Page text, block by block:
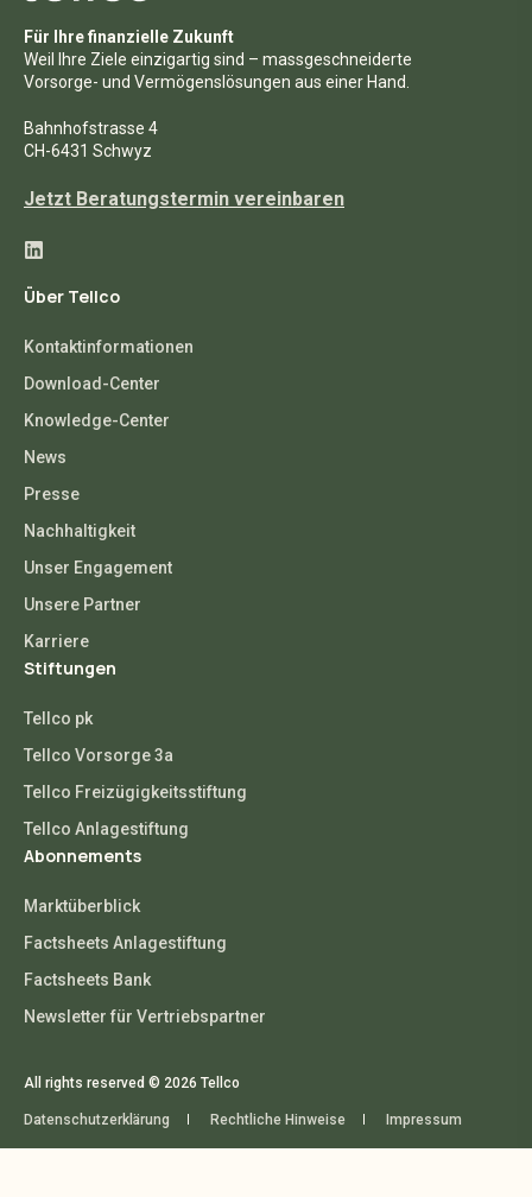
Für Ihre finanzielle Zukunft
Weil Ihre Ziele einzigartig sind – massgeschneiderte
Vorsorge- und Vermögenslösungen aus einer Hand.
Bahnhofstrasse 4
CH-6431 Schwyz
Jetzt Beratungstermin vereinbaren
Über Tellco
Kontaktinformationen
Download-Center
Knowledge-Center
News
Presse
Nachhaltigkeit
Unser Engagement
Unsere Partner
Karriere
Stiftungen
Tellco pk
Tellco Vorsorge 3a
Tellco Freizügigkeitsstiftung
Tellco Anlagestiftung
Abonnements
Marktüberblick
Factsheets Anlagestiftung
Factsheets Bank
Newsletter für Vertriebspartner
All rights reserved © 2026 Tellco
Datenschutzerklärung Rechtliche Hinweise Impressum